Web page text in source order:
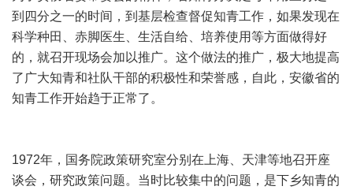
到四分之一的时间，到基层检查督促知青工作，如果发现在
科学种田、赤脚医生、生活自给、培养使用等方面做得好
的，就召开现场会加以推广。这个做法的推广，极大地提高
了广大知青和社队干部的积极性和荣誉感，自此，安徽省的
知青工作开始趋于正常了。
1972年，国务院政策研究室分别在上海、天津等地召开座
谈会，研究政策问题。当时比较集中的问题，是下乡知青的